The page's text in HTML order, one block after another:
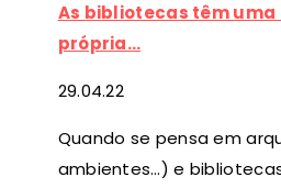
As bibliotecas têm
própria…
29.04.22
Quando se pensa em
ambientes…) e